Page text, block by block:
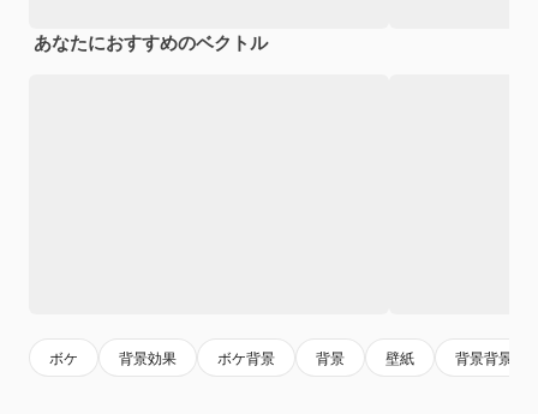
あなたにおすすめのベクトル
ボケ 背景効果 ボケ背景 背景 壁紙 背景背景